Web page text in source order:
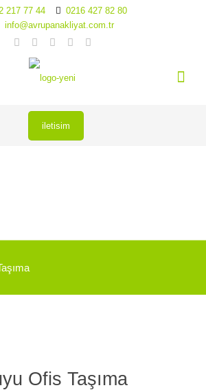
217 77 44
0216 427 82 80
info@avrupanakliyat.com.tr
iletisim
Ofis Taşıma